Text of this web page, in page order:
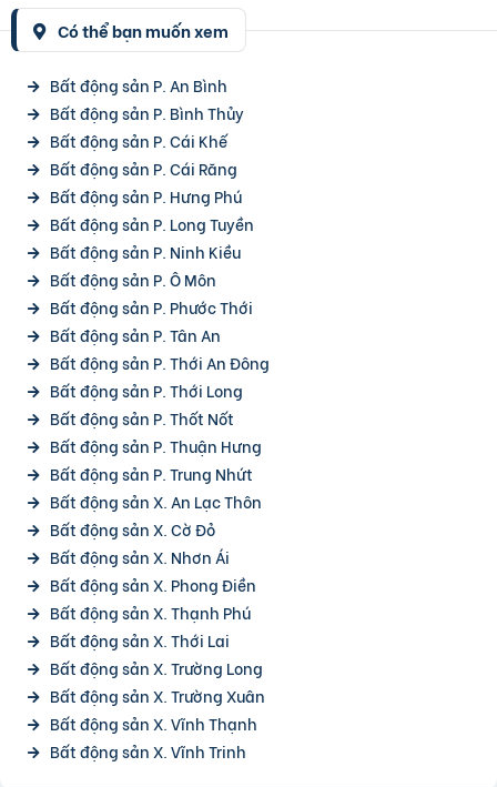
Có thể bạn muốn xem
Bất động sản P. An Bình
Bất động sản P. Bình Thủy
Bất động sản P. Cái Khế
Bất động sản P. Cái Răng
Bất động sản P. Hưng Phú
Bất động sản P. Long Tuyền
Bất động sản P. Ninh Kiều
Bất động sản P. Ô Môn
Bất động sản P. Phước Thới
Bất động sản P. Tân An
Bất động sản P. Thới An Đông
Bất động sản P. Thới Long
Bất động sản P. Thốt Nốt
Bất động sản P. Thuận Hưng
Bất động sản P. Trung Nhứt
Bất động sản X. An Lạc Thôn
Bất động sản X. Cờ Đỏ
Bất động sản X. Nhơn Ái
Bất động sản X. Phong Điền
Bất động sản X. Thạnh Phú
Bất động sản X. Thới Lai
Bất động sản X. Trường Long
Bất động sản X. Trường Xuân
Bất động sản X. Vĩnh Thạnh
Bất động sản X. Vĩnh Trinh